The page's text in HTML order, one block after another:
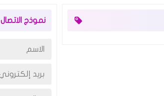
نموذج الاتصال